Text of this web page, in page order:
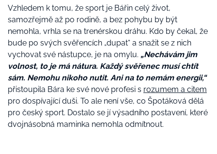
Vzhledem k tomu, že sport je Bářin celý život,
samozřejmě až po rodině, a bez pohybu by být
nemohla, vrhla se na trenérskou dráhu. Kdo by čekal, že
bude po svých svěřencích „dupat“ a snažit se z nich
vychovat své nástupce, je na omylu. „Nechávám jim
volnost, to je má nátura. Každý svěřenec musí chtít
sám. Nemohu nikoho nutit. Ani na to nemám energii,“
přistoupila Bára ke své nové profesi s rozumem a citem
pro dospívající duši. To ale není vše, co Špotáková dělá
pro český sport. Dostalo se jí výsadního postavení, které
dvojnásobná maminka nemohla odmítnout.